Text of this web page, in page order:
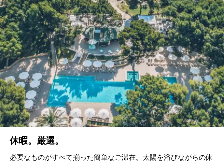
休暇。厳選。
必要なものがすべて揃った簡単なご滞在。太陽を浴びながらの休